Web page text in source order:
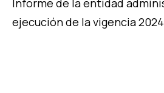
Informe de la entidad
ejecución de la vigencia